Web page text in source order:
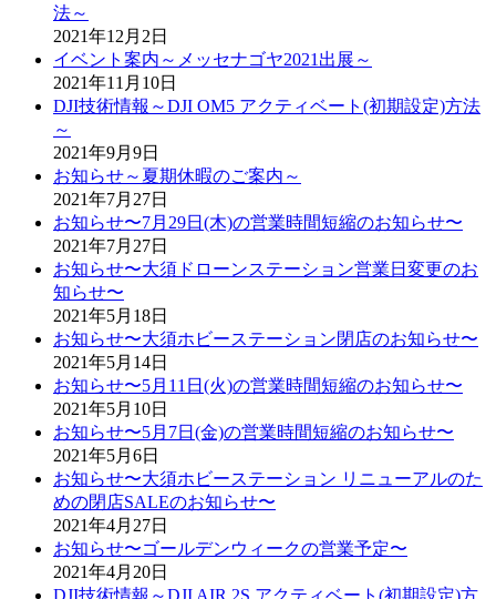
法～
2021年12月2日
イベント案内～メッセナゴヤ2021出展～
2021年11月10日
DJI技術情報～DJI OM5 アクティベート(初期設定)方法
～
2021年9月9日
お知らせ～夏期休暇のご案内～
2021年7月27日
お知らせ〜7月29日(木)の営業時間短縮のお知らせ〜
2021年7月27日
お知らせ〜大須ドローンステーション営業日変更のお
知らせ〜
2021年5月18日
お知らせ〜大須ホビーステーション閉店のお知らせ〜
2021年5月14日
お知らせ〜5月11日(火)の営業時間短縮のお知らせ〜
2021年5月10日
お知らせ〜5月7日(金)の営業時間短縮のお知らせ〜
2021年5月6日
お知らせ〜大須ホビーステーション リニューアルのた
めの閉店SALEのお知らせ〜
2021年4月27日
お知らせ〜ゴールデンウィークの営業予定〜
2021年4月20日
DJI技術情報～DJI AIR 2S アクティベート(初期設定)方